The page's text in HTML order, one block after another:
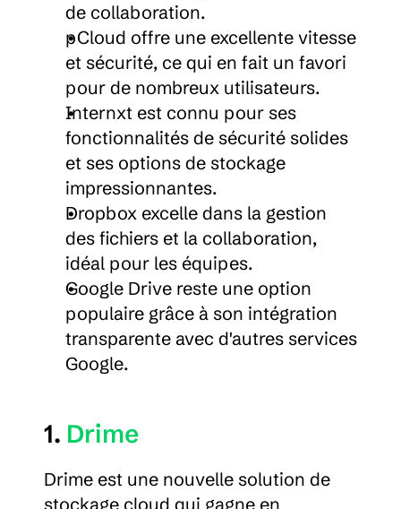
de collaboration.
pCloud offre une excellente vitesse
et sécurité, ce qui en fait un favori
pour de nombreux utilisateurs.
Internxt est connu pour ses
fonctionnalités de sécurité solides
et ses options de stockage
impressionnantes.
Dropbox excelle dans la gestion
des fichiers et la collaboration,
idéal pour les équipes.
Google Drive reste une option
populaire grâce à son intégration
transparente avec d'autres services
Google.
1. Drime
Drime est une nouvelle solution de
stockage cloud qui gagne en